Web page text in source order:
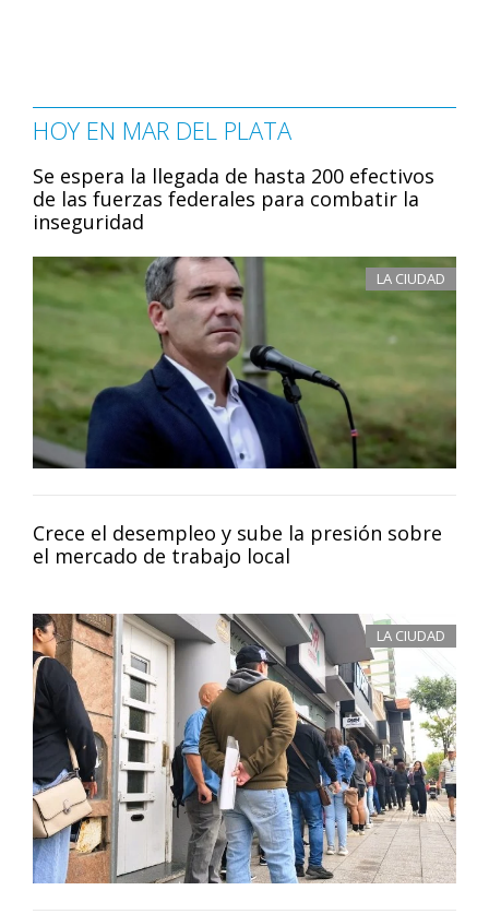
HOY EN MAR DEL PLATA
Se espera la llegada de hasta 200 efectivos
de las fuerzas federales para combatir la
inseguridad
LA CIUDAD
Crece el desempleo y sube la presión sobre
el mercado de trabajo local
LA CIUDAD